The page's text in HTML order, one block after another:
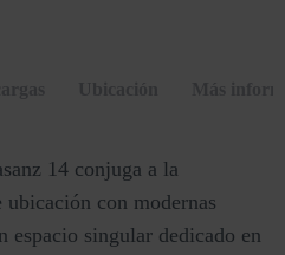
14 conjuga a la
con modernas
espacio singular dedicado en